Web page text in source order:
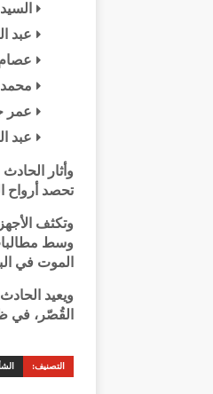
السيد
عبد
عصام
محمد
عمر جمال
عبد الله
وأثار
تحصد أرواح
وتكثف
وسط
الموت في
ويعيد
القُصّر، في
التصنيف: